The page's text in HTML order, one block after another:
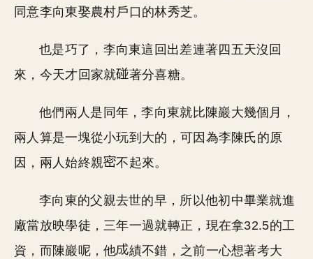
同意李向東娶農村戶口的林秀芝。
也是巧了，李向東這回出差連著四五天沒回
來，今天才回家就
著分喜糖。
他們兩人是同年，李向東就比陳巖大幾個月，
兩人算是一塊從小玩到大的，可因為李陳氏的原
因，兩人始終親
不起來。
李向東的父親去世的早，所以他初中畢業就進
廠當放映學徒，三年一過就轉正，現在拿32.5的工
資，而陳巖呢，他
績不錯，之前一心想著考大